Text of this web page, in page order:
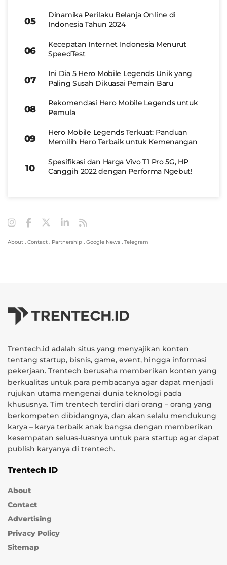
Dinamika Perilaku Belanja Online di
Indonesia Tahun 2024
Kecepatan Internet Indonesia Menurut
SpeedTest
Ini Dia 5 Hero Mobile Legends Unik yang
Paling Susah Dikuasai Pemain Baru
Rekomendasi Hero Mobile Legends untuk
Pemula
Hero Mobile Legends Terkuat: Panduan
Memilih Hero Terbaik untuk Kemenangan
Spesifikasi dan Harga Vivo T1 Pro 5G, HP
Canggih 2022 dengan Performa Ngebut!
About . Contact . Partnership . Google News . Telegram
Trentech.id adalah situs yang menyajikan konten
tentang startup, bisnis, game, event, hingga informasi
pekerjaan. Trentech berusaha memberikan konten yang
berkualitas untuk para pembacanya agar dapat menjadi
rujukan utama mengenai dunia teknologi pada
khususnya. Tim trentech terdiri dari orang – orang yang
berkompeten dibidangnya, dan akan selalu mendukung
karya – karya terbaik anak bangsa dengan memberikan
kesempatan seluas-luasnya untuk para startup agar dapat
publish karyanya di trentech.
Trentech ID
About
Contact
Advertising
Privacy Policy
Sitemap